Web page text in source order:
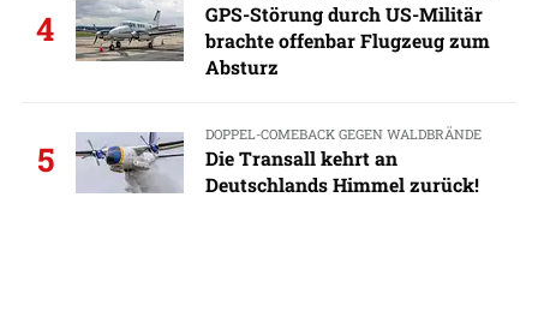
4
GPS-Störung durch US-Militär
brachte offenbar Flugzeug zum
Absturz
5
DOPPEL-COMEBACK GEGEN WALDBRÄNDE
Die Transall kehrt an
Deutschlands Himmel zurück!